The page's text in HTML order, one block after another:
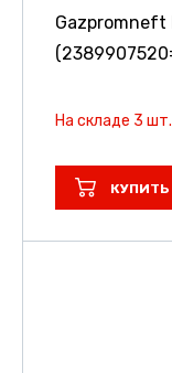
Gazpromneft
На складе 3 шт.
КУПИТЬ